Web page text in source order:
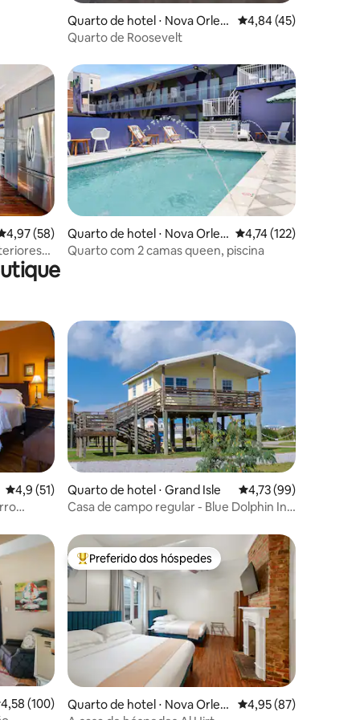
Quarto de hotel ⋅ Nova Orlea
ns
4,84 de uma
4,84 (45)
Quarto de Roosevelt
de uma avaliação média de 5, 58 avaliações
4,97 (58)
Quarto de hotel ⋅ Nova Orlea
ns
4,74 de uma avaliação
4,74 (122)
Quarto com 2 camas queen, piscina
4,9 de uma avaliação média de 5, 51 avaliações
4,9 (51)
Quarto de hotel ⋅ Grand Isle 4,73 de uma
4,73 (99)
Casa de campo regular - Blue Dolphin Inn
de uma avaliação média de 5, 100 avaliações
4,58 (100)
Entre os melhores preferidos dos hóspedes
Preferido dos hóspedes
Quarto de hotel ⋅ Nova Orlea
4,95 de uma
4,95 (87)